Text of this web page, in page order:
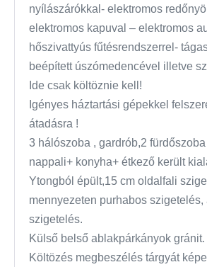
nyílászárókkal- elektromos
elektromos kapuval – elektromos
hőszivattyús fűtésrendszerrel-
beépített úszómedencével illetve
Ide csak költöznie kell!
Igényes háztartási gépekkel
átadásra !
3 hálószoba , gardrób,2
nappali+ konyha+ étkező került
Ytongból épült,15 cm oldalfali
mennyezeten purhabos
szigetelés.
Külső belső ablakpárkányok gránit.
Költözés megbeszélés tárgyát